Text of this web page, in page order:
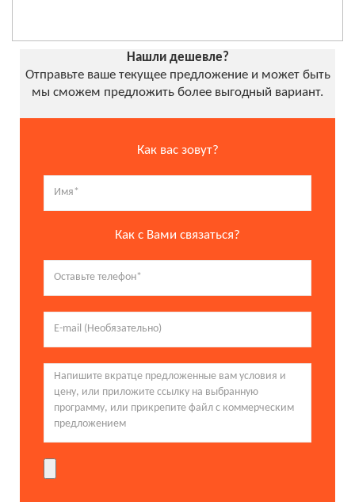
Нашли дешевле?
Отправьте ваше текущее предложение и может быть
мы сможем предложить более выгодный вариант.
Как вас зовут?
Как с Вами связаться?